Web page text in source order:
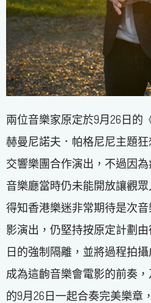
兩位音樂家原定於9月26日的
赫曼尼諾夫．帕格尼尼主題
交響樂團合作演出，不過因
音樂廳當時仍未能開放讓觀
得知香港樂迷非常期待是次
影演出，仍堅持按原定計劃
日的強制隔離，並將過程拍
成為這齣音樂會電影的前奏
的9月26日一起合奏完美樂章